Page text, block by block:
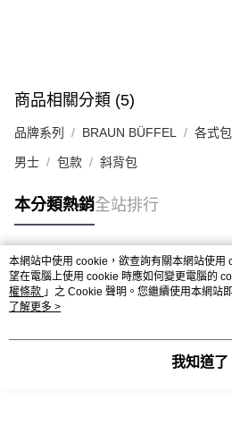
商品相關分類 (5)
品牌系列 BRAUN BÜFFEL 各式
男士 包款 斜背包
本分類熱銷全站排行
熱門標籤
本網站中使用 cookie，欲查詢有關本網站使用
望在電腦上使用 cookie 時應如何變更電腦的
權條款 」之 Cookie 聲明。您繼續使用本網站
用條款之 Cookie 聲明使用 cookie。
了解更多 >
我知道了